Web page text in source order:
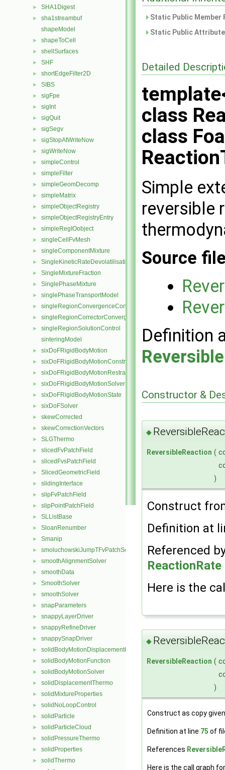
► SHA1Digest
►
sha1streambuf
shapeModel
► shapeToCell
► shellSurfaces
► SHF
► shortEdgeFilter2D
► SIBS
► sigFpe
► sigInt
► sigQuit
► sigSegv
► sigStopAtWriteNow
► sigWriteNow
► simpleControl
► simpleFilter
► simpleGeomDecomp
► simpleMatrix
► simpleObjectRegistry
► simpleObjectRegistryEntry
► simpleRegIOobject
► singleCellFvMesh
► singleComponentMixture
► SingleKineticRateDevolatilisation
► SingleMixtureFraction
► SinglePhaseMixture
► singlePhaseTransportModel
► singleRegionConvergenceControl
► singleRegionCorrectorConvergenceControl
►
singleRegionSolutionControl
sinteringModel
► sixDoFRigidBodyMotion
► sixDoFRigidBodyMotionConstraint
► sixDoFRigidBodyMotionRestraint
► sixDoFRigidBodyMotionSolver
► sixDoFRigidBodyMotionState
► sixDoFSolver
► skewCorrected
► skewCorrectionVectors
► SLGThermo
► slicedFvPatchField
► slicedFvsPatchField
► SlicedGeometricField
► slidingInterface
► slipFvPatchField
► slipPointPatchField
► SLListBase
► SloanRenumber
► Smanip
► smoluchowskiJumpTFvPatchScalarField
► smoothAlignmentSolver
► smoothData
► SmoothSolver
► smoothSolver
► snapParameters
► snappyLayerDriver
► snappyRefineDriver
► snappySnapDriver
► solidBodyMotionDisplacementPointPatchVectorField
► solidBodyMotionFunction
► solidBodyMotionSolver
► solidDisplacementThermo
► solidMixtureProperties
► solidNoLoopControl
► solidParticle
► solidParticleCloud
► solidPressureThermo
► solidProperties
► solidThermo
Static Public
Static Public
Detailed
class
class
Simple
reversible
Source
Definition
Constructor &
◆
ReversibleReaction (
)
Construct
Definition at
Referenced
Here is the
◆
ReversibleReaction (
)
Construct as copy
Definition at line 75 of
References
Here is the call graph